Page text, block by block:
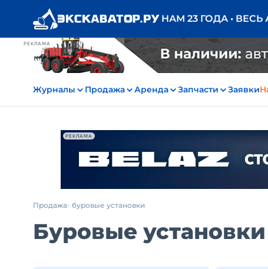
РЕКЛАМА
НАМ 23 ГОДА • ВЕСЬ
Журналы Продажа Аренда Запчасти Заявки
РЕКЛАМА
Продажа буровые установки
Буровые